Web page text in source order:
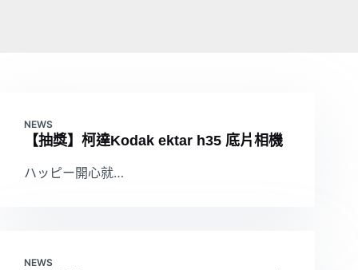
NEWS
【抽獎】柯達Kodak ektar h35 底片相機
ハッピー開心就…
NEWS